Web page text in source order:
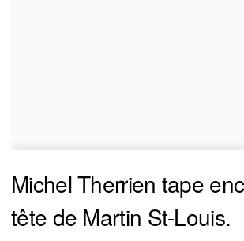
Michel Therrien tape
tête de Martin St-Louis.